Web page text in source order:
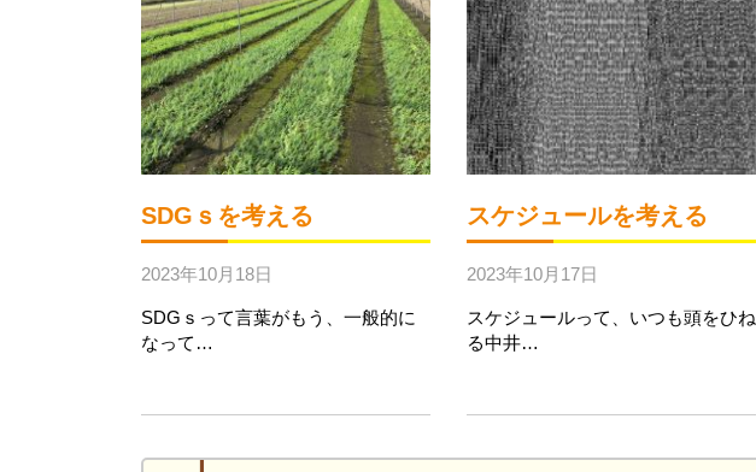
SDGｓを考える
2023年10月18日
SDGｓって言葉がもう、一般的に
なって…
スケジュールを考える
2023年10月17日
スケジュールって、いつも頭をひね
る中井…